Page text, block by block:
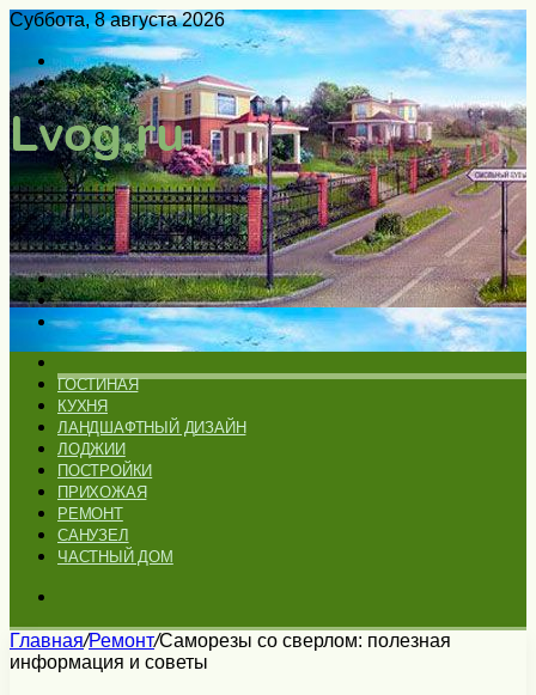
Суббота, 8 августа 2026
Войти
Switch
skin
Меню
Искать
Switch
skin
ГОСТИНАЯ
КУХНЯ
ЛАНДШАФТНЫЙ ДИЗАЙН
ЛОДЖИИ
ПОСТРОЙКИ
ПРИХОЖАЯ
РЕМОНТ
САНУЗЕЛ
ЧАСТНЫЙ ДОМ
Главная/Ремонт/Саморезы со сверлом: полезная
информация и советы